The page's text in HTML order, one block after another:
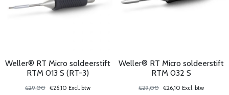
Weller® RT Micro soldeerstift
RTM 013 S (RT-3)
€29,00 €26,10 Excl. btw
Weller® RT Micro soldeerstift
RTM 032 S
€29,00 €26,10 Excl. btw